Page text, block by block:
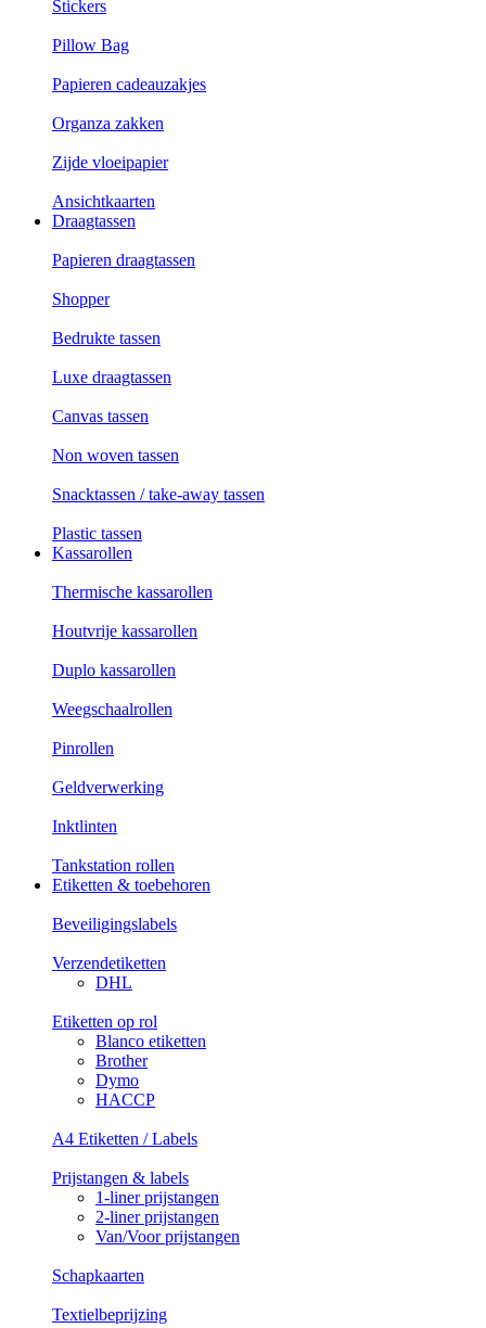
Stickers
Pillow Bag
Papieren cadeauzakjes
Organza zakken
Zijde vloeipapier
Ansichtkaarten
Draagtassen
Papieren draagtassen
Shopper
Bedrukte tassen
Luxe draagtassen
Canvas tassen
Non woven tassen
Snacktassen / take-away tassen
Plastic tassen
Kassarollen
Thermische kassarollen
Houtvrije kassarollen
Duplo kassarollen
Weegschaalrollen
Pinrollen
Geldverwerking
Inktlinten
Tankstation rollen
Etiketten & toebehoren
Beveiligingslabels
Verzendetiketten
DHL
Etiketten op rol
Blanco etiketten
Brother
Dymo
HACCP
A4 Etiketten / Labels
Prijstangen & labels
1-liner prijstangen
2-liner prijstangen
Van/Voor prijstangen
Schapkaarten
Textielbeprijzing